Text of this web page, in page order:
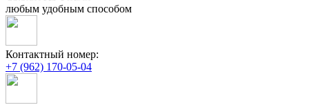
любым удобным способом
Контактный номер:
+7 (962) 170-05-04